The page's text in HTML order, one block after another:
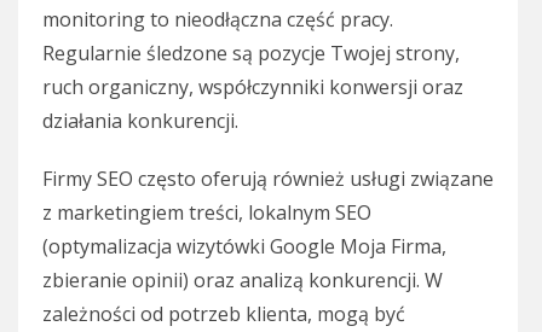
monitoring to nieodłączna część pracy.
Regularnie śledzone są pozycje Twojej strony,
ruch organiczny, współczynniki konwersji oraz
działania konkurencji.
Firmy SEO często oferują również usługi związane
z marketingiem treści, lokalnym SEO
(optymalizacja wizytówki Google Moja Firma,
zbieranie opinii) oraz analizą konkurencji. W
zależności od potrzeb klienta, mogą być